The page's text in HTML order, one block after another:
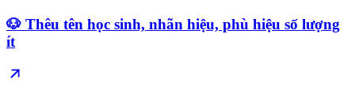
🐶 Thêu tên học sinh, nhãn hiệu, phù hiệu số lượng
ít